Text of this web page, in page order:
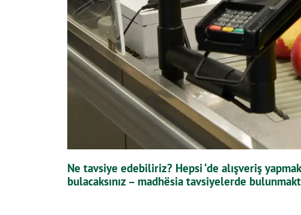
Ne tavsiye edebiliriz? Hepsi ‘de alışveriş
bulacaksınız – madhësia tavsiyelerde